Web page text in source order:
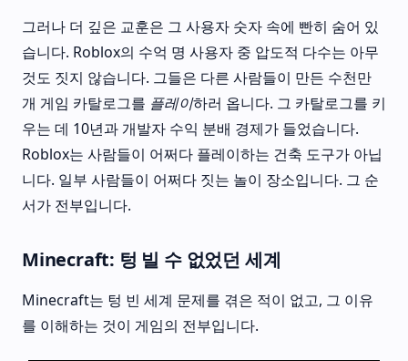
그러나 더 깊은 교훈은 그 사용자 숫자 속에 빤히 숨어 있
습니다. Roblox의 수억 명 사용자 중 압도적 다수는 아무
것도 짓지 않습니다. 그들은 다른 사람들이 만든 수천만
개 게임 카탈로그를 플레이하러 옵니다. 그 카탈로그를 키
우는 데 10년과 개발자 수익 분배 경제가 들었습니다.
Roblox는 사람들이 어쩌다 플레이하는 건축 도구가 아닙
니다. 일부 사람들이 어쩌다 짓는 놀이 장소입니다. 그 순
서가 전부입니다.
Minecraft: 텅 빌 수 없었던 세계
Minecraft는 텅 빈 세계 문제를 겪은 적이 없고, 그 이유
를 이해하는 것이 게임의 전부입니다.